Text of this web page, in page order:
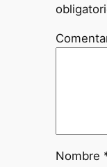
Nombre